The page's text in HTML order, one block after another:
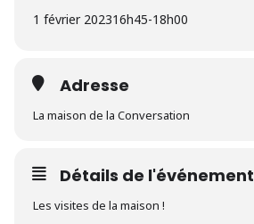
1 février 202316h45-18h00
Adresse
La maison de la Conversation
Détails de l'événement
L es visites de la maison !